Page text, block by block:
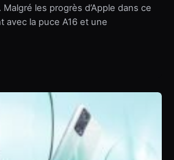
Malgré les progrès d’Apple dans ce
avec la puce A16 et une